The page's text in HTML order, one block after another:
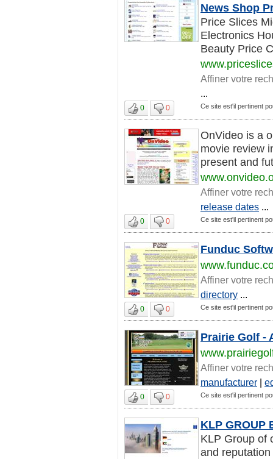
News Shop
Price Slices
Electronics
Beauty Price
Affiner votre
...
0 0 Ce site est'il pertinent
OnVideo is a
movie review
present and
Affiner votre
release dates ...
0 0 Ce site est'il pertinent
Funduc
Affiner votre
directory ...
0 0 Ce site est'il pertinent
Prairie Golf -
Affiner votre
manufacturer |
0 0 Ce site est'il pertinent
KLP GROUP
KLP Group of
and